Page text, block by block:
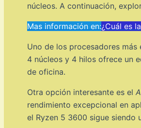
núcleos. A continuación,
Mas información en:¿Cuál es
Uno de los procesadores
4 núcleos y 4 hilos ofrece un
de oficina.
Otra opción interesante es el
rendimiento excepcional en
el Ryzen 5 3600 sigue siendo